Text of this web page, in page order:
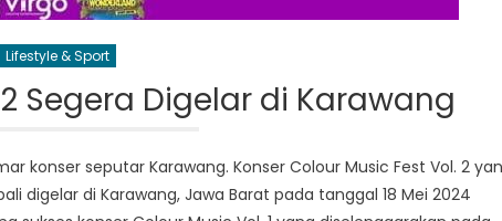
Lifestyle & Sport
Segera Digelar di Karawang
konser seputar Karawang. Konser Colour Music Fest Vol. 2
digelar di Karawang, Jawa Barat pada tanggal 18 Mei 2024